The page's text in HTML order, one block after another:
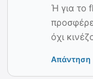
Ή για το
όχι
Απάντηση